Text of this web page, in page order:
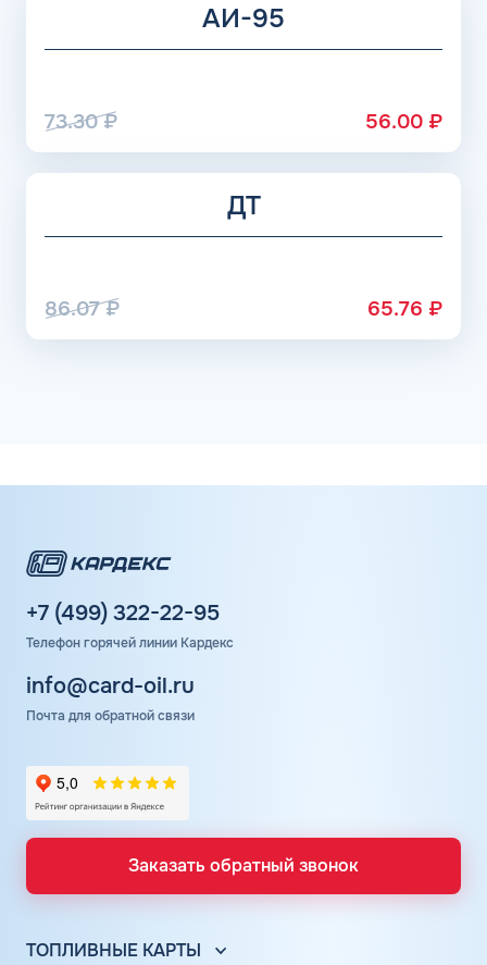
АИ-95
73.30₽ 56.00 ₽
ДТ
86.07₽ 65.76 ₽
+7 (499) 322-22-95
Телефон горячей линии Кардекс
info@card-oil.ru
Почта для обратной связи
Заказать обратный звонок
ТОПЛИВНЫЕ КАРТЫ